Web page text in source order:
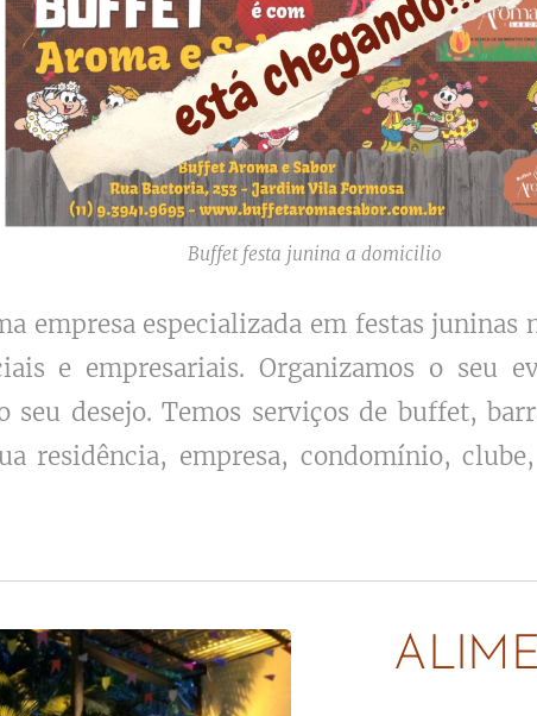
Buffet festa junina a domicilio
empresa especializada em festas juninas
e empresariais. Organizamos o seu
seu desejo. Temos serviços de buffet,
residência, empresa, condomínio,